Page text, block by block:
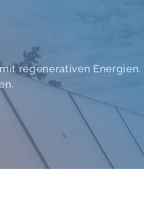
regenerativen